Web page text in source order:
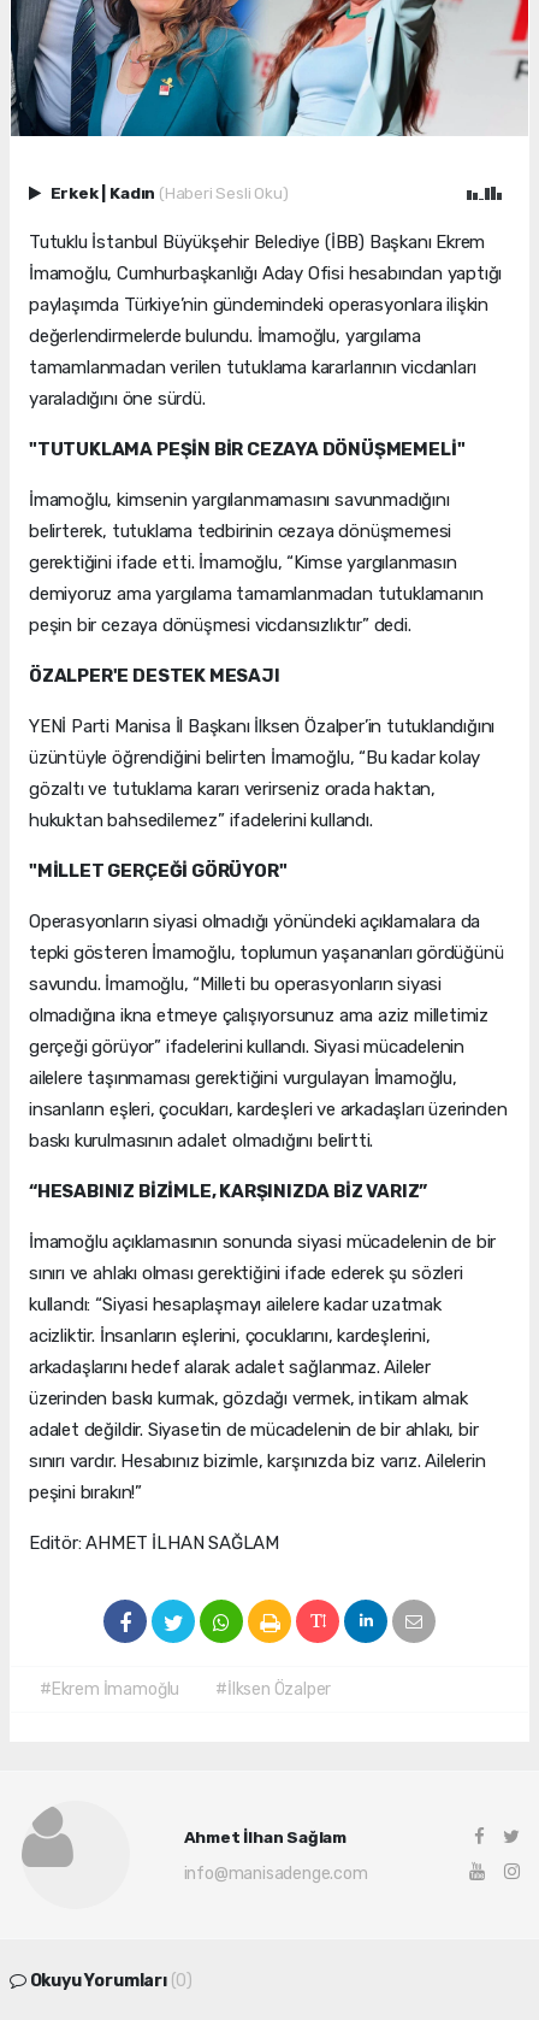
Erkek Kadın (Haberi Sesli Oku)
Tutuklu İstanbul Büyükşehir Belediye (İBB) Başkanı Ekrem
İmamoğlu, Cumhurbaşkanlığı Aday Ofisi hesabından yaptığı
paylaşımda Türkiye’nin gündemindeki operasyonlara ilişkin
değerlendirmelerde bulundu. İmamoğlu, yargılama
tamamlanmadan verilen tutuklama kararlarının vicdanları
yaraladığını öne sürdü.
"TUTUKLAMA PEŞİN BİR CEZAYA DÖNÜŞMEMELİ"
İmamoğlu, kimsenin yargılanmamasını savunmadığını
belirterek, tutuklama tedbirinin cezaya dönüşmemesi
gerektiğini ifade etti. İmamoğlu, “Kimse yargılanmasın
demiyoruz ama yargılama tamamlanmadan tutuklamanın
peşin bir cezaya dönüşmesi vicdansızlıktır” dedi.
ÖZALPER'E DESTEK MESAJI
YENİ Parti Manisa İl Başkanı İlksen Özalper’in tutuklandığını
üzüntüyle öğrendiğini belirten İmamoğlu, “Bu kadar kolay
gözaltı ve tutuklama kararı verirseniz orada haktan,
hukuktan bahsedilemez” ifadelerini kullandı.
"MİLLET GERÇEĞİ GÖRÜYOR"
Operasyonların siyasi olmadığı yönündeki açıklamalara da
tepki gösteren İmamoğlu, toplumun yaşananları gördüğünü
savundu. İmamoğlu, “Milleti bu operasyonların siyasi
olmadığına ikna etmeye çalışıyorsunuz ama aziz milletimiz
gerçeği görüyor” ifadelerini kullandı. Siyasi mücadelenin
ailelere taşınmaması gerektiğini vurgulayan İmamoğlu,
insanların eşleri, çocukları, kardeşleri ve arkadaşları üzerinden
baskı kurulmasının adalet olmadığını belirtti.
“HESABINIZ BİZİMLE, KARŞINIZDA BİZ VARIZ”
İmamoğlu açıklamasının sonunda siyasi mücadelenin de bir
sınırı ve ahlakı olması gerektiğini ifade ederek şu sözleri
kullandı: “Siyasi hesaplaşmayı ailelere kadar uzatmak
acizliktir. İnsanların eşlerini, çocuklarını, kardeşlerini,
arkadaşlarını hedef alarak adalet sağlanmaz. Aileler
üzerinden baskı kurmak, gözdağı vermek, intikam almak
adalet değildir. Siyasetin de mücadelenin de bir ahlakı, bir
sınırı vardır. Hesabınız bizimle, karşınızda biz varız. Ailelerin
peşini bırakın!”
Editör: AHMET İLHAN SAĞLAM
#Ekrem İmamoğlu #İlksen Özalper
Ahmet İlhan Sağlam
info@manisadenge.com
Okuyu Yorumları (0)